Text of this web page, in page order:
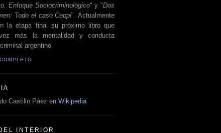
Enfoque Sociocriminológico" y "Dos
Todo el caso Ceppi". Actualmente
la etapa final su próximo libro que
más la mentalidad y conducta
argentino.
Castillo Páez en Wikipedia
INTERIOR